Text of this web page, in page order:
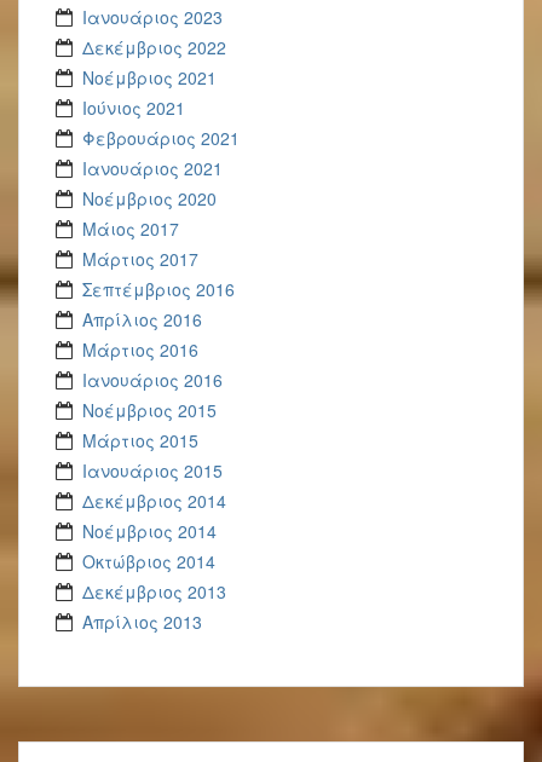
Ιανουάριος 2023
Δεκέμβριος 2022
Νοέμβριος 2021
Ιούνιος 2021
Φεβρουάριος 2021
Ιανουάριος 2021
Νοέμβριος 2020
Μάιος 2017
Μάρτιος 2017
Σεπτέμβριος 2016
Απρίλιος 2016
Μάρτιος 2016
Ιανουάριος 2016
Νοέμβριος 2015
Μάρτιος 2015
Ιανουάριος 2015
Δεκέμβριος 2014
Νοέμβριος 2014
Οκτώβριος 2014
Δεκέμβριος 2013
Απρίλιος 2013